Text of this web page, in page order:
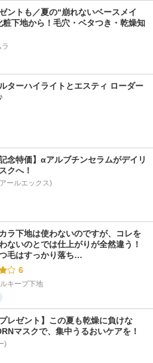
ントも／夏の“崩れないベースメイ
粧下地から！毛穴・ベタつき・乾燥知
ターハイライトとエスティ ローダー
念特価】αアルブチンセラムがデイリ
クへ！
ールエックス)
ラ下地は使わないのですが、コレを
ないのとでは仕上がりが全然違う！
毛はすっかり落ち…
6
キープ下地
プレゼント】この夏も乾燥に負けな
マスクで、集中うるおいケアを！
)